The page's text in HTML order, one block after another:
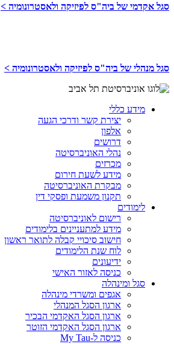
סגל אקדמי של ביה"ס לפיזיקה ולאסטרונומיה >
סגל מנהלי של ביה"ס לפיזיקה ולאסטרונומיה >
מידע כללי
יצירת קשר ודרכי הגעה
אלפון
דרושים
נהלי האוניברסיטה
מכרזים
מידע לשעת חירום
מבקרת האוניברסיטה
תקנון משמעת ופסקי דין
לימודים
רישום לאוניברסיטה
מידע למתעניינים בלימודים
חישוב סיכויי קבלה לתואר ראשון
לוח שנת הלימודים
ידיעונים
כניסה לאזור האישי
סגל ומינהלה
אגפים ומשרדי מינהלה
ארגון הסגל המנהלי
ארגון הסגל האקדמי הבכיר
ארגון הסגל האקדמי הזוטר
כניסה ל-My Tau